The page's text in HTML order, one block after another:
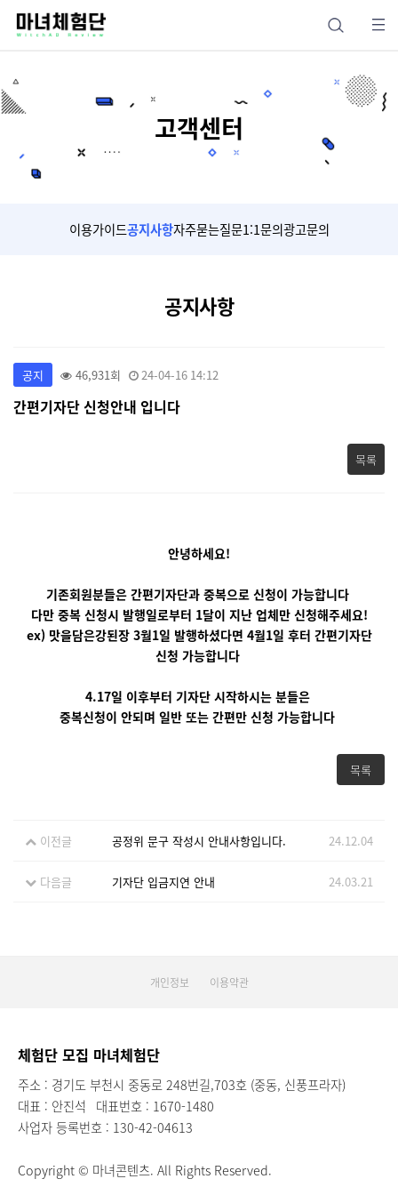
고객센터
이용가이드공지사항자주묻는질문1:1문의광고문의
공지사항
공지 46,931회 24-04-16 14:12
간편기자단 신청안내 입니다
목록
안녕하세요!
기존회원분들은 간편기자단과 중복으로 신청이 가능합니다
다만 중복 신청시 발행일로부터 1달이 지난 업체만 신청해주세요!
ex) 맛을담은강된장 3월1일 발행하셨다면 4월1일 후터 간편기자단
신청 가능합니다
4.17일 이후부터 기자단 시작하시는 분들은
중복신청이 안되며 일반 또는 간편만 신청 가능합니다
목록
이전글 공정위 문구 작성시 안내사항입니다. 24.12.04
다음글 기자단 입금지연 안내 24.03.21
개인정보 이용약관
체험단 모집 마녀체험단
주소 : 경기도 부천시 중동로 248번길,703호 (중동, 신풍프라자)
대표 : 안진석 대표번호 : 1670-1480
사업자 등록번호 : 130-42-04613
Copyright © 마녀콘텐츠. All Rights Reserved.